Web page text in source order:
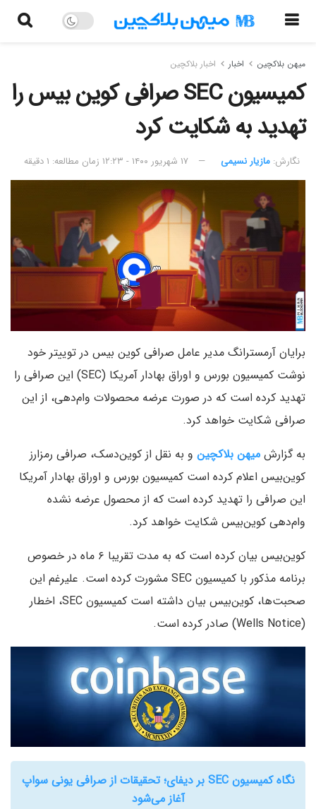
میهن بلاکچین اخبار اخبار بلاکچین
کمیسیون SEC صرافی کوین بیس را
تهدید به شکایت کرد
نگارش:‌ مازیار نسیمی ۱۷ شهریور ۱۴۰۰ - ۱۲:۲۳ زمان مطالعه: ۱ دقیقه
برایان آرمسترانگ مدیر عامل صرافی کوین بیس در توییتر خود
نوشت کمیسیون بورس و اوراق بهادار آمریکا (SEC) این صرافی را
تهدید کرده است که در صورت عرضه محصولات وام‌دهی، از این
صرافی شکایت خواهد کرد.
به گزارش میهن بلاکچین و به نقل از کوین‌دسک، صرافی رمزارز
کوین‌بیس اعلام کرده است کمیسیون بورس و اوراق بهادار آمریکا
این صرافی را تهدید کرده است که از محصول عرضه نشده
وام‌دهی کوین‌بیس شکایت خواهد کرد.
کوین‌بیس بیان کرده است که به مدت تقریبا ۶ ماه در خصوص
برنامه مذکور با کمیسیون SEC مشورت کرده است. علیرغم این
صحبت‌ها، کوین‌بیس بیان داشته است کمیسیون SEC، اخطار
(Wells Notice) صادر کرده است.
نگاه کمیسیون SEC بر دیفای؛ تحقیقات از صرافی یونی سواپ
آغاز می‌شود